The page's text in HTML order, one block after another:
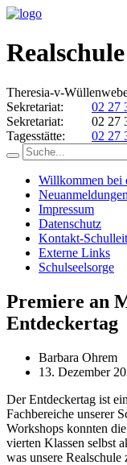
Theresia-v-
Sekretariat:
02 27
Sekretariat:
02 27
Tagesstätte:
02 27
Willkommen bei
Impressum
Datenschutz
Kontakt-
Externe Links
Schulseelsorge
Premiere an
Entdeckertag
Barbara Ohrem
13. Dezember
Der Entdeckertag ist
Fachbereiche unserer
Workshops konnten
vierten Klassen selbst
was unsere Realschule